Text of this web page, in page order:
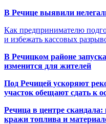
В Речице выявили
Как предпринимателю
и избежать кассовых
В Речицком районе
изменится для жителей
Под Речицей ускоряют
участок обещают сдать к
Речица в центре
кражи топлива и